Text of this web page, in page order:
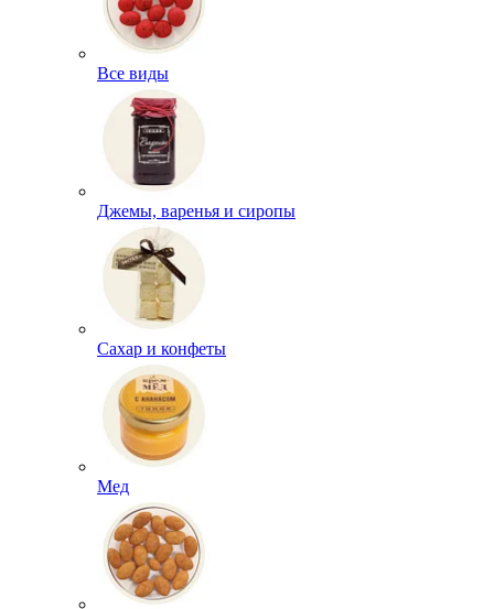
Все виды
Джемы, варенья и сиропы
Сахар и конфеты
Мед